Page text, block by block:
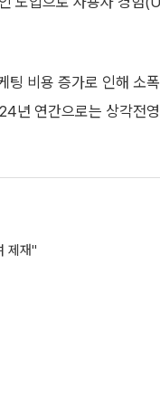
비용 증가로 인해 소
년 연간으로는 상각전
제재"